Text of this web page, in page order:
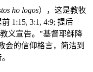
ho logos），这是教牧
1:15, 3:1, 4:9; 提后
义宣告。"基督耶稣降
会的信仰格言，简洁到